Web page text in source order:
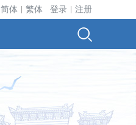
简体 繁体 登录 注册